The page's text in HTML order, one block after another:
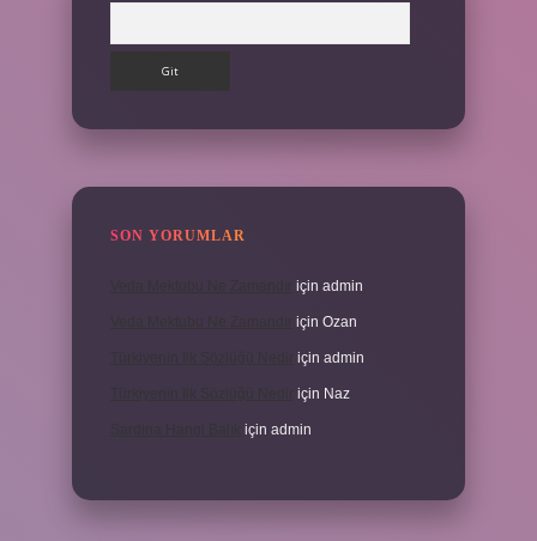
SON YORUMLAR
için admin
için Ozan
için admin
için Naz
için admin